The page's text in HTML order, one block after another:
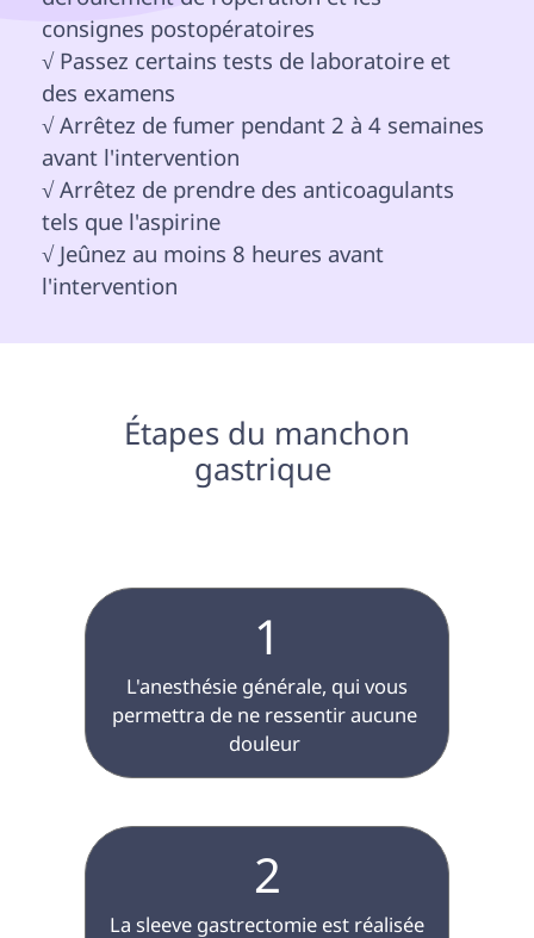
consignes postopératoires
√ Passez certains tests de laboratoire et
des examens
√ Arrêtez de fumer pendant 2 à 4 semaines
avant l'intervention
√ Arrêtez de prendre des anticoagulants
tels que l'aspirine
√ Jeûnez au moins 8 heures avant
l'intervention
gastrique
1
permettra de ne ressentir aucune
douleur
2